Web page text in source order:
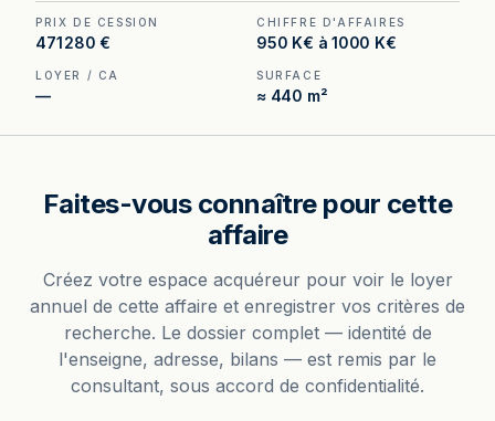
de chiffre d'affaires.
PRIX DE CESSION
471 280 €
CHIFFRE D'AFFAIRES
950 K€ à 1000 K€
LOYER / CA
—
SURFACE
≈ 440 m²
Faites-vous connaître pour cette
affaire
Créez votre espace acquéreur pour voir le loyer
annuel de cette affaire et enregistrer vos critères de
recherche. Le dossier complet — identité de
l'enseigne, adresse, bilans — est remis par le
consultant, sous accord de confidentialité.